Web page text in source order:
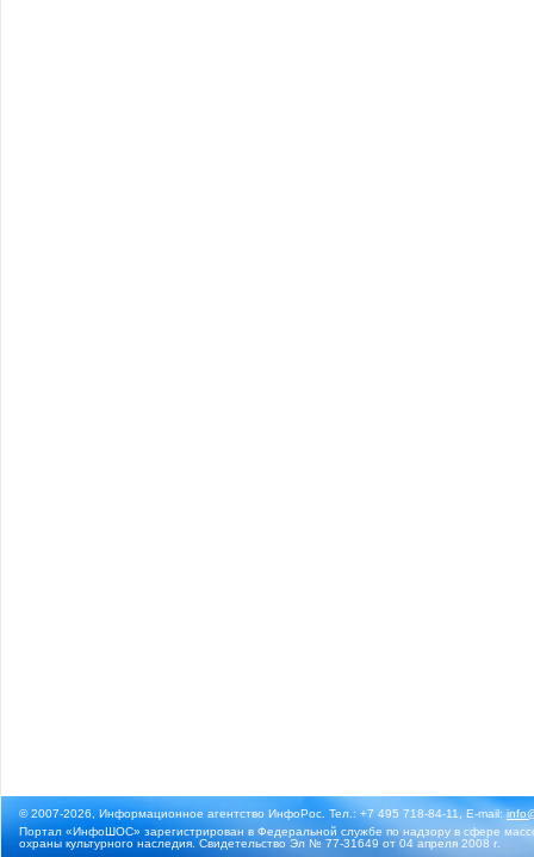
© 2007-2026, Информационное агентство ИнфоРос. Тел.: +7 495 718-84-11, E-mail:
Портал «ИнфоШОС» зарегистрирован в Федеральной службе по надзору в сфере
охраны культурного наследия. Свидетельство Эл № 77-31649 от 04 апреля 2008 г.